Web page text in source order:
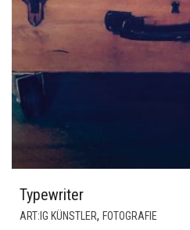
Typewriter
ART:IG KÜNSTLER, FOTOGRAFIE